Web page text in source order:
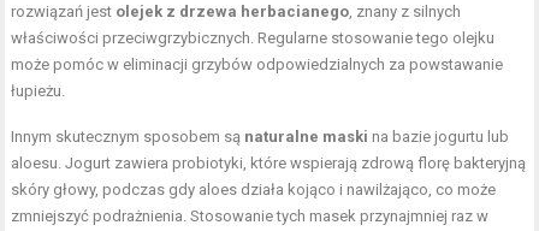
rozwiązań jest olejek z drzewa herbacianego , znany z silnych
właściwości przeciwgrzybicznych. Regularne stosowanie tego olejku
może pomóc w eliminacji grzybów odpowiedzialnych za powstawanie
łupieżu.
Innym skutecznym sposobem są naturalne maski na bazie jogurtu lub
aloesu. Jogurt zawiera probiotyki, które wspierają zdrową florę bakteryjną
skóry głowy, podczas gdy aloes działa kojąco i nawilżająco, co może
zmniejszyć podrażnienia. Stosowanie tych masek przynajmniej raz w